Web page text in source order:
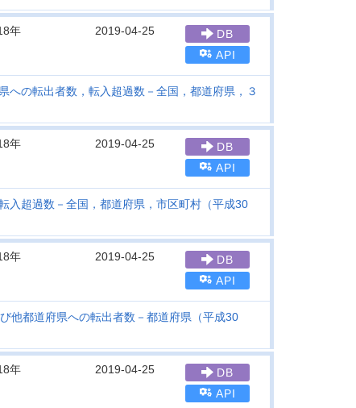
年 2019-04-25
DB
API
への転出者数，転入超過数－全国，都道府県，３
年 2019-04-25
DB
API
入超過数－全国，都道府県，市区町村（平成30
年 2019-04-25
DB
API
他都道府県への転出者数－都道府県（平成30
年 2019-04-25
DB
API